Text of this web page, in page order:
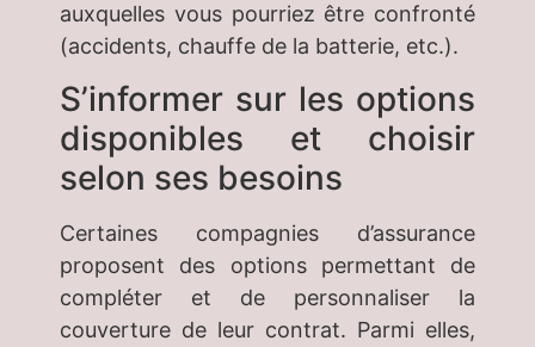
auxquelles vous pourriez être confronté
(accidents, chauffe de la batterie, etc.).
S’informer sur les options
disponibles et choisir
selon ses besoins
Certaines compagnies d’assurance
proposent des options permettant de
compléter et de personnaliser la
couverture de leur contrat. Parmi elles,